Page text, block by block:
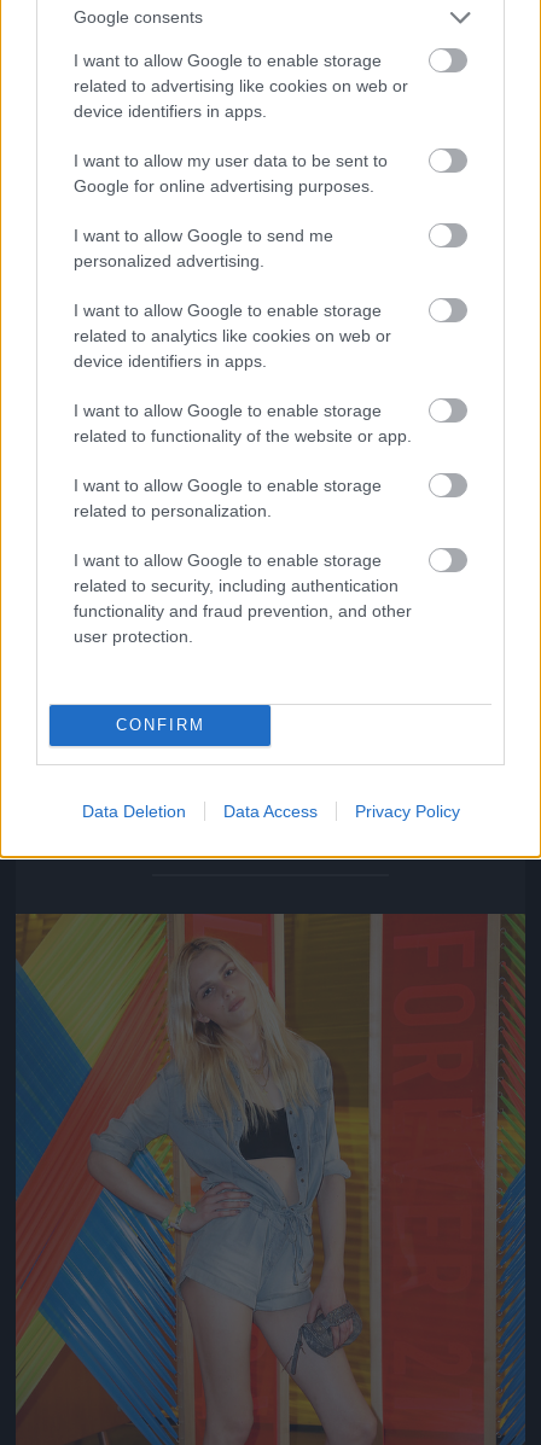
Google consents
I want to allow Google to enable storage
related to advertising like cookies on web or
device identifiers in apps.
I want to allow my user data to be sent to
Google for online advertising purposes.
I want to allow Google to send me
personalized advertising.
I want to allow Google to enable storage
related to analytics like cookies on web or
device identifiers in apps.
I want to allow Google to enable storage
related to functionality of the website or app.
I want to allow Google to enable storage
related to personalization.
I want to allow Google to enable storage
related to security, including authentication
functionality and fraud prevention, and other
user protection.
CONFIRM
Data Deletion Data Access Privacy Policy
Jön még kép!
Andrej Pejic átfogja Sophie Sumner derekát egy fotó
Fotó: Rachel Murray / Europress / Getty
Jön még kép!